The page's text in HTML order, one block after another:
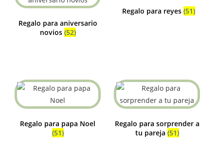
Regalo para aniversario
novios (52)
Regalo para reyes (51)
Regalo para papa Noel
(51)
Regalo para sorprender a
tu pareja (51)